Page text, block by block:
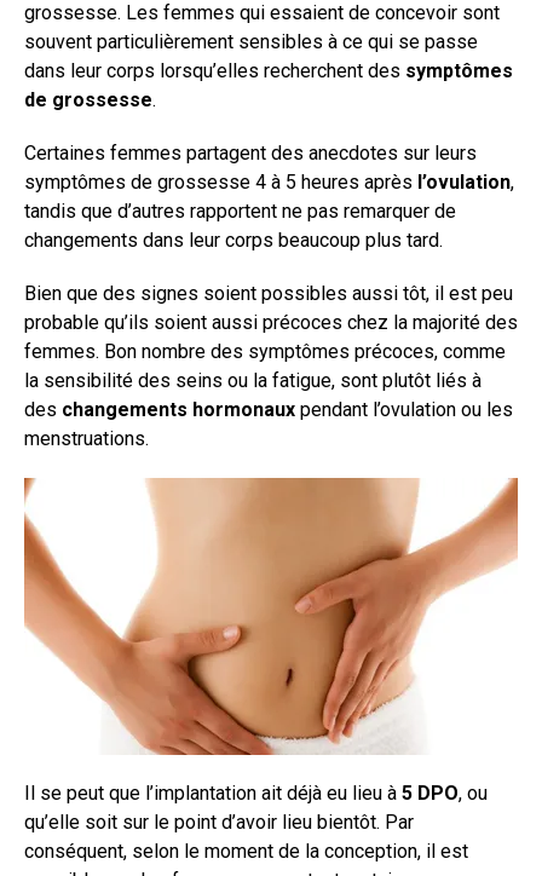
grossesse. Les femmes qui essaient de concevoir sont
souvent particulièrement sensibles à ce qui se passe
dans leur corps lorsqu’elles recherchent des symptômes
de grossesse.
Certaines femmes partagent des anecdotes sur leurs
symptômes de grossesse 4 à 5 heures après l’ovulation,
tandis que d’autres rapportent ne pas remarquer de
changements dans leur corps beaucoup plus tard.
Bien que des signes soient possibles aussi tôt, il est peu
probable qu’ils soient aussi précoces chez la majorité des
femmes. Bon nombre des symptômes précoces, comme
la sensibilité des seins ou la fatigue, sont plutôt liés à
des changements hormonaux pendant l’ovulation ou les
menstruations.
Il se peut que l’implantation ait déjà eu lieu à 5 DPO, ou
qu’elle soit sur le point d’avoir lieu bientôt. Par
conséquent, selon le moment de la conception, il est